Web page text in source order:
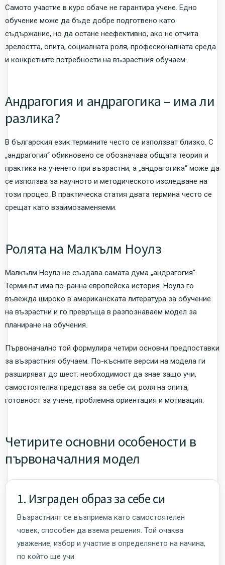
Самото участие в курс обаче не гарантира учене. Едно
обучение може да бъде добре подготвено като
съдържание, но да остане неефективно, ако не отчита
зрелостта, опита, социалната роля, професионалната среда
и конкретните потребности на възрастния обучаем.
Андрагогия и андрагогика – има ли
разлика?
В българския език термините често се използват близко. С
„андрагогия“ обикновено се обозначава общата теория и
практика на ученето при възрастни, а „андрагогика“ може да
се използва за научното и методическото изследване на
този процес. В практическа статия двата термина често се
срещат като взаимозаменяеми.
Ролята на Малкълм Ноулз
Малкълм Ноулз не създава самата дума „андрагогия“.
Терминът има по-ранна европейска история. Ноулз го
въвежда широко в американската литература за обучение
на възрастни и го превръща в разпознаваем модел за
планиране на обучения.
Първоначално той формулира четири основни предпоставки
за възрастния обучаем. По-късните версии на модела ги
разширяват до шест: необходимост да знае защо учи,
самостоятелна представа за себе си, роля на опита,
готовност за учене, проблемна ориентация и мотивация.
Четирите основни особености в
първоначалния модел
1. Изграден образ за себе си
Възрастният се възприема като самостоятелен
човек, способен да взема решения. Той очаква
уважение, избор и участие в определянето на начина,
по който ще учи.